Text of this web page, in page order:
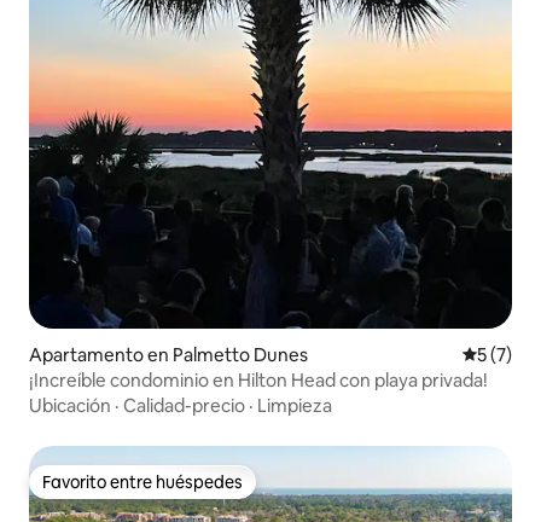
Apartamento en Palmetto Dunes
5 (7)
¡Increíble condominio en Hilton Head con playa privada!
Ubicación · Calidad-precio · Limpieza
Favorito entre huéspedes
Favorito entre huéspedes